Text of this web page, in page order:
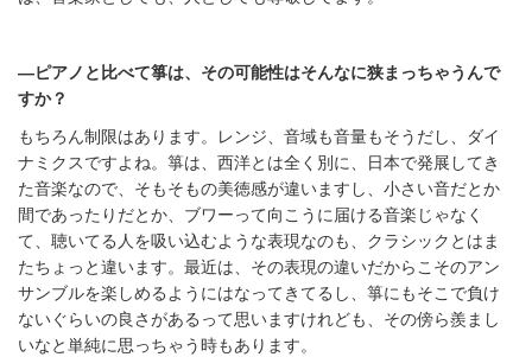
―ピアノと比べて箏は、その可能性はそんなに狭まっちゃうんで
すか？
もちろん制限はあります。レンジ、音域も音量もそうだし、ダイ
ナミクスですよね。箏は、西洋とは全く別に、日本で発展してき
た音楽なので、そもそもの美徳感が違いますし、小さい音だとか
間であったりだとか、ブワーって向こうに届ける音楽じゃなく
て、聴いてる人を吸い込むような表現なのも、クラシックとはま
たちょっと違います。最近は、その表現の違いだからこそのアン
サンブルを楽しめるようにはなってきてるし、箏にもそこで負け
ないぐらいの良さがあるって思いますけれども、その傍ら羨まし
いなと単純に思っちゃう時もあります。